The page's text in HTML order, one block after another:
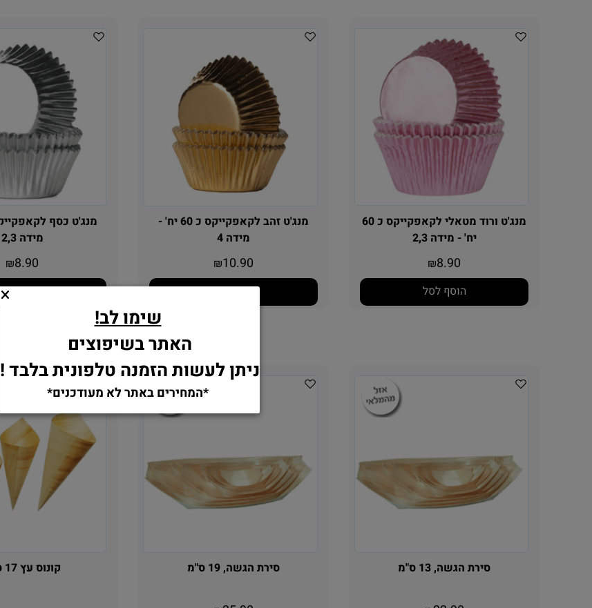
מנג'ט ורוד מטאלי לקאפקייקס כ 60
יח' - מידה 2,3
₪8.90
הוסף לסל
מנג'ט זהב לקאפקייקס כ 60 יח' -
מידה 4
₪ 10.90
מידה 2,3
₪8.90
הוסף לסל
סירת הגשה, 13 ס"מ סירת הגשה, 19 ס"מ קונוס עץ 17 ס"מ
שימו לב!
האתר בשיפוצים
ניתן לעשות הזמנה טלפונית בלבד !
*המחירים באתר לא מעודכנים*